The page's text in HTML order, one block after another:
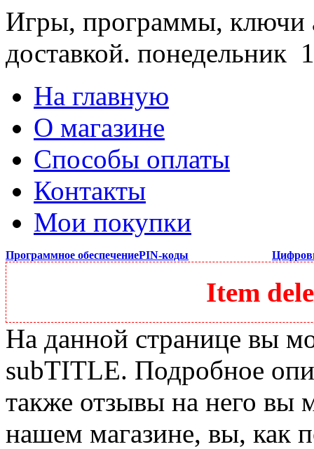
Игры, программы, ключи
доставкой. понедельник
На главную
О магазине
Способы оплаты
Контакты
Мои покупки
Программное обеспечениеPIN-коды
Item
На данной странице вы
subTITLE. Подробное
также отзывы на него вы
нашем магазине, вы, как